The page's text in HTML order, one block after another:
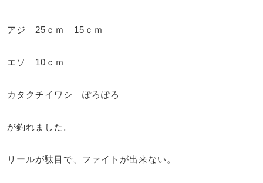
アジ 25ｃｍ 15ｃｍ
エソ 10ｃｍ
カタクチイワシ ぽろぽろ
が釣れました。
リールが駄目で、ファイトが出来ない。